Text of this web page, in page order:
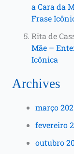
a Cara da
Frase
Rita de
Mãe –
Icônica
Archives
março
fevereiro
outubro